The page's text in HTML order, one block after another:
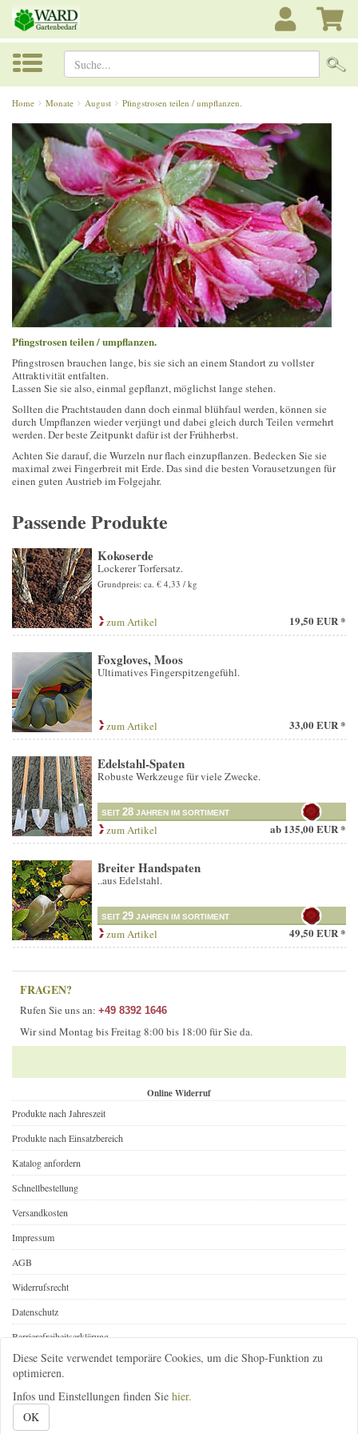
Diese Seite verwendet temporäre Cookies, um die Shop-Funktion zu
optimieren.
Infos und Einstellungen finden Sie hier.
OK
Suche...
Home Monate August Pfingstrosen teilen / umpflanzen.
Pfingstrosen teilen / umpflanzen.
Pfingstrosen brauchen lange, bis sie sich an einem Standort zu vollster
Attraktivität entfalten.
Lassen Sie sie also, einmal gepflanzt, möglichst lange stehen.
Sollten die Prachtstauden dann doch einmal blühfaul werden, können sie
durch Umpflanzen wieder verjüngt und dabei gleich durch Teilen vermehrt
werden. Der beste Zeitpunkt dafür ist der Frühherbst.
Achten Sie darauf, die Wurzeln nur flach einzupflanzen. Bedecken Sie sie
maximal zwei Fingerbreit mit Erde. Das sind die besten Vorausetzungen für
einen guten Austrieb im Folgejahr.
Passende Produkte
Kokoserde
Lockerer Torfersatz.
Grundpreis: ca. € 4,33 / kg
zum Artikel 19,50 EUR *
Foxgloves, Moos
Ultimatives Fingerspitzengefühl.
zum Artikel 33,00 EUR *
Edelstahl-Spaten
Robuste Werkzeuge für viele Zwecke.
SEIT 28 JAHREN IM SORTIMENT
zum Artikel ab 135,00 EUR *
Breiter Handspaten
..aus Edelstahl.
SEIT 29 JAHREN IM SORTIMENT
zum Artikel 49,50 EUR *
FRAGEN?
Rufen Sie uns an: +49 8392 1646
Wir sind Montag bis Freitag 8:00 bis 18:00 für Sie da.
Online Widerruf
Produkte nach Jahreszeit
Produkte nach Einsatzbereich
Katalog anfordern
Schnellbestellung
Versandkosten
Impressum
AGB
Widerrufsrecht
Datenschutz
Barrierefreiheitserklärung
Online Widerruf
08392-1646 infos@gartenbedarf-versand.de
Gartenbedarf-Versand, Richard Ward